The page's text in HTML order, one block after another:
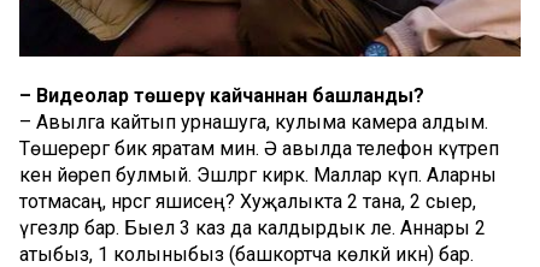
– Видеолар төшерү кайчаннан башланды?
– Авылга кайтып урнашуга, кулыма камера алдым.
Төшерергә бик яратам мин. Ә авылда телефон күтәреп
кенә йөреп булмый. Эшләргә кирәк. Маллар күп. Аларны
тотмасаң, нәрсәгә яшисең? Хуҗалыкта 2 тана, 2 сыер,
үгезләр бар. Быел 3 каз да калдырдык әле. Аннары 2
атыбыз, 1 колыныбыз (башкортча көлкәй икән) бар.